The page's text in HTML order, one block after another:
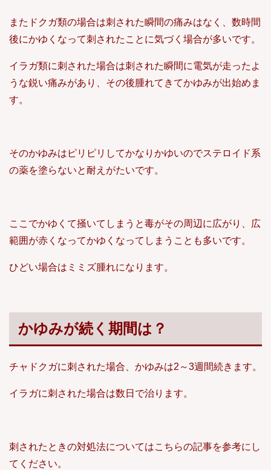
またドクガ類の場合は刺された瞬間の痛みはなく、数時間
後にかゆくなって刺されたことに気づく場合が多いです。
イラガ類に刺された場合は刺された瞬間に電気が走ったよ
うな鋭い痛みがあり、その後腫れてきてかゆみが出始めま
す。
そのかゆみはピリピリしてかなりかゆいのでステロイド系
の薬を塗らないと耐えがたいです。
ここでかゆくて掻いてしまうと毒がその周辺に広がり、広
範囲が赤くなってかゆくなってしまうことも多いです。
ひどい場合はミミズ腫れになります。
かゆみが続く期間は？
チャドクガに刺された場合、かゆみは2～3週間続きます。
イラガに刺された場合は数日で治ります。
刺されたときの対処法についてはこちらの記事を参考にし
てください。